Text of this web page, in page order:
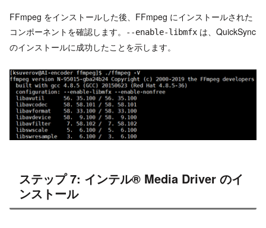
FFmpeg をインストールした後、FFmpeg にインストールされた
コンポーネントを確認します。
--enable-libmfx は、QuickSync
のインストールに成功したことを示します。
ステップ 7: インテル® Media Driver のイ
ンストール